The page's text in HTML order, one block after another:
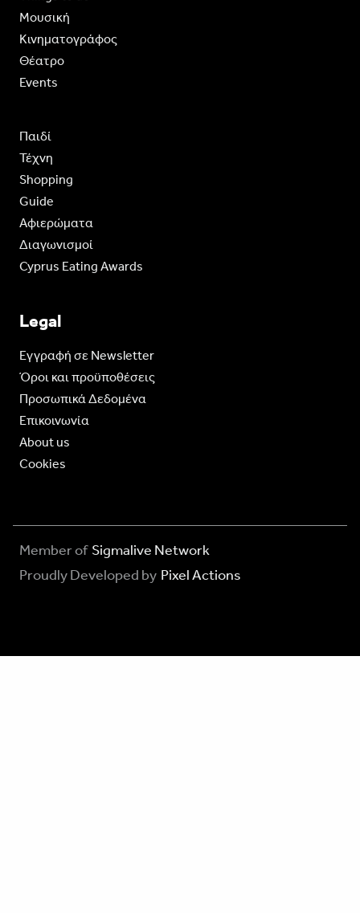
Moυσική
Κινηματογράφος
Θέατρο
Events
Παιδί
Τέχνη
Shopping
Guide
Aφιερώματα
Διαγωνισμοί
Cyprus Eating Awards
Legal
Eγγραφή σε Newsletter
Όροι και προϋποθέσεις
Προσωπικά Δεδομένα
Επικοινωνία
About us
Cookies
Member of Sigmalive Network
Proudly Developed by Pixel Actions